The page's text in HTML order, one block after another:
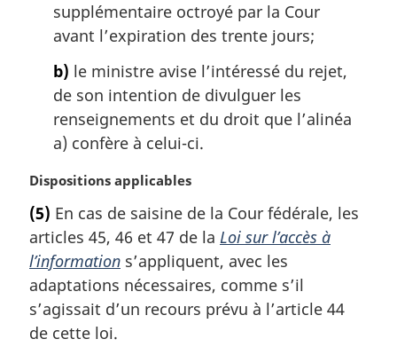
supplémentaire octroyé par la Cour
avant l’expiration des trente jours;
b) le ministre avise l’intéressé du rejet,
de son intention de divulguer les
renseignements et du droit que l’alinéa
a) confère à celui-ci.
N
t
e
m
a
g
i
Dispositions applicables
(5) En cas de saisine de la Cour fédérale, les
articles 45, 46 et 47 de la Loi sur l’accès à
l’information s’appliquent, avec les
adaptations nécessaires, comme s’il
s’agissait d’un recours prévu à l’article 44
de cette loi.